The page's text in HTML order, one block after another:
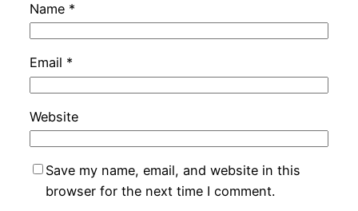
Name *
Email *
Website
Save my name, email, and website in this
browser for the next time I comment.